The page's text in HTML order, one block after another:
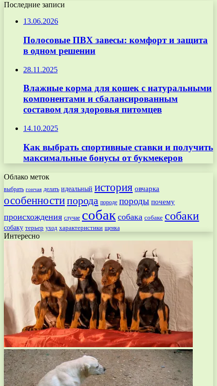
Последние записи
13.06.2026
Полосовые ПВХ завесы: комфорт и защита
в одном решении
28.11.2025
Влажные корма для кошек с натуральными
компонентами и сбалансированным
составом для здоровья питомцев
14.10.2025
Как выбрать спортивные ставки и получить
максимальные бонусы от букмекеров
Облако меток
выбрать гончая делать идеальный история овчарка
особенностипорода породе породы почему
происхождения случае собак собака собаке собаки
собаку терьер уход характеристики щенка
Интересно